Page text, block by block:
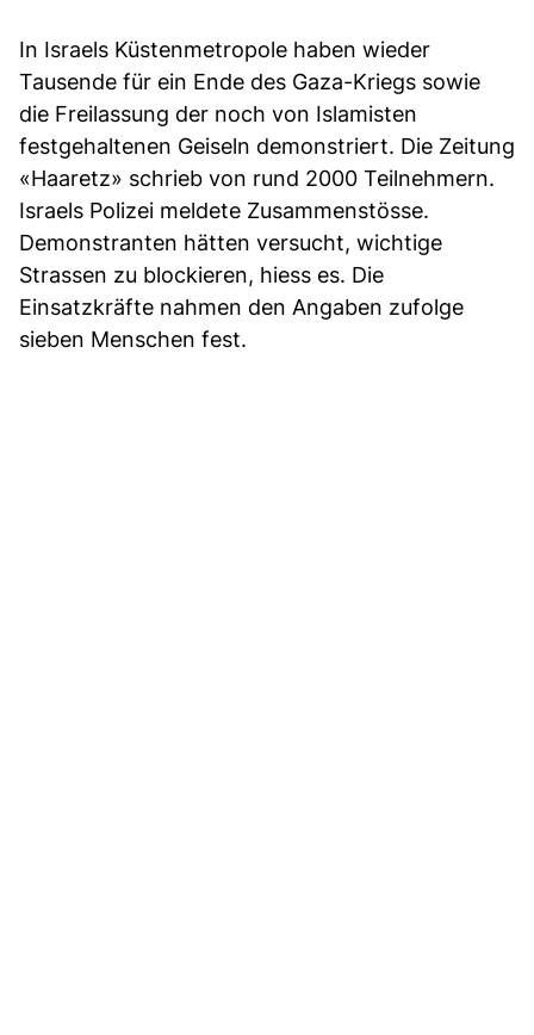
In Israels Küstenmetropole haben wieder
Tausende für ein Ende des Gaza-Kriegs sowie
die Freilassung der noch von Islamisten
festgehaltenen Geiseln demonstriert. Die Zeitung
«Haaretz» schrieb von rund 2000 Teilnehmern.
Israels Polizei meldete Zusammenstösse.
Demonstranten hätten versucht, wichtige
Strassen zu blockieren, hiess es. Die
Einsatzkräfte nahmen den Angaben zufolge
sieben Menschen fest.